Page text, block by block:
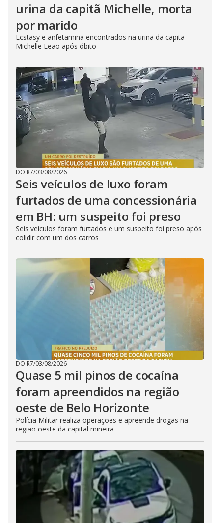
urina da capitã Michelle, morta
por marido
Ecstasy e anfetamina encontrados na urina da capitã
Michelle Leão após óbito
DO R7/03/08/2026
Seis veículos de luxo foram
furtados de uma concessionária
em BH: um suspeito foi preso
Seis veículos foram furtados e um suspeito foi preso após
colidir com um dos carros
DO R7/03/08/2026
Quase 5 mil pinos de cocaína
foram apreendidos na região
oeste de Belo Horizonte
Polícia Militar realiza operações e apreende drogas na
região oeste da capital mineira